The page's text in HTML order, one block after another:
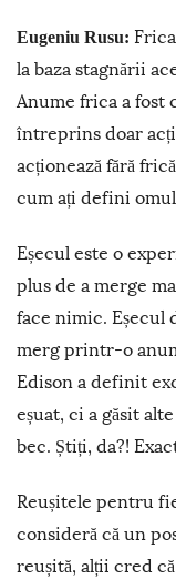
Eugeniu Rusu:
la baza stagnării
Anume frica a fost
întreprins doar
acționează fără
cum ați defini
Eșecul este o
plus de a merge
face nimic. Eșecul
merg printr-o
Edison a definit
eșuat, ci a găsit
bec. Știți, da?!
Reușitele pentru
consideră că un
reușită, alții cred